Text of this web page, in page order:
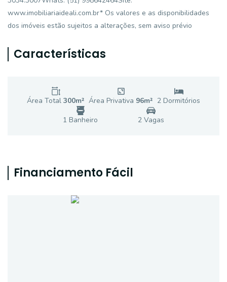
www.imobiliariaideali.com.br* Os valores e as disponibilidades
dos imóveis estão sujeitos a alterações, sem aviso prévio
Características
Área Total 300m² Área Privativa 96m² 2 Dormitórios
1 Banheiro 2 Vagas
Financiamento Fácil